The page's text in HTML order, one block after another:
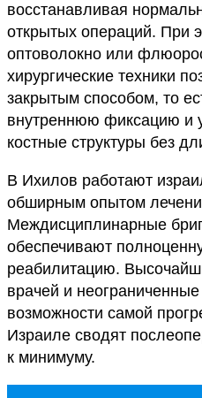
восстанавливая
открытых операций. При
оптоволокно или
хирургические техники
закрытым способом, то
внутреннюю фиксацию и
костные структуры без
В Ихилов работают
обширным опытом
Междисциплинарные
обеспечивают
реабилитацию.
врачей и неограниченные
возможности самой
Израиле сводят
к минимуму.